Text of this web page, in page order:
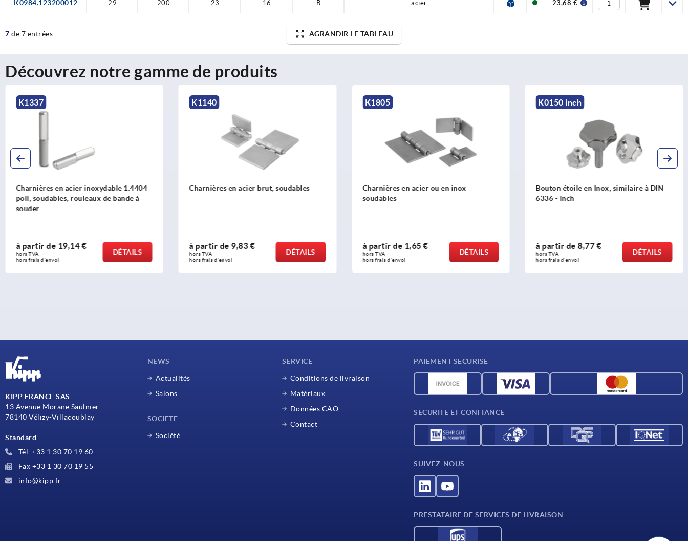
K0984.123200012 29 200 23 16 B acier 23,68 €
7 de 7 entrées AGRANDIR LE TABLEAU
Découvrez notre gamme de produits
K1140
Charnières en acier brut, soudables
à partir de 9,83 €
hors TVA
hors frais d’envoi
DÉTAILS
K1805
Charnières en acier ou en inox
à partir de 1,65 €
hors TVA
hors frais d’envoi
DÉTAILS
K0150 inch
Bouton étoile en Inox, similaire à DIN
6336 - inch
à partir de 8,77 €
hors TVA
hors frais d’envoi
DÉTAILS
K0146 inch
Ecrou croisillon en Inox similaire à DIN
6335 - inch
à partir de8,77 €
hors TVA
hors frais d’envoi
DÉTAILS
KIPP FRANCE SAS
13 Avenue Morane Saulnier
78140 Vélizy-Villacoublay
Standard
Tél. +33 1 30 70 19 60
Fax +33 1 30 70 19 55
info@kipp.fr
NEWS
Actualités
Salons
SOCIÉTÉ
Société
SERVICE
Conditions de livraison
Matériaux
Données CAO
Contact
PAIEMENT SÉCURISÉ
SÉCURITÉ ET CONFIANCE
SUIVEZ-NOUS
PRESTATAIRE DE SERVICES DE LIVRAISON